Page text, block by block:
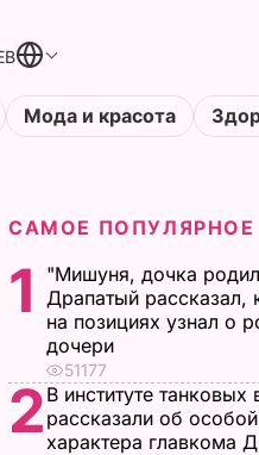
Мода и красота
САМОЕ ПОПУЛЯРНОЕ
1
"Мишуня, дочка
Драпатый рассказал,
на позициях узнал о
дочери
51177
2 В институте танковых
рассказали об
характера главкома